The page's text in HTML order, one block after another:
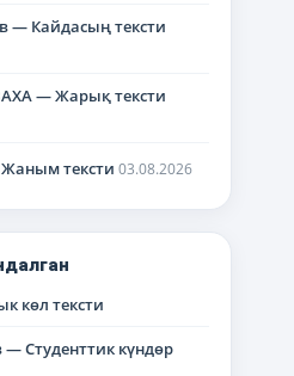
— Кайдасың тексти
— Жарық тексти
тексти 03.08.2026
көл тексти
Студенттик күндөр